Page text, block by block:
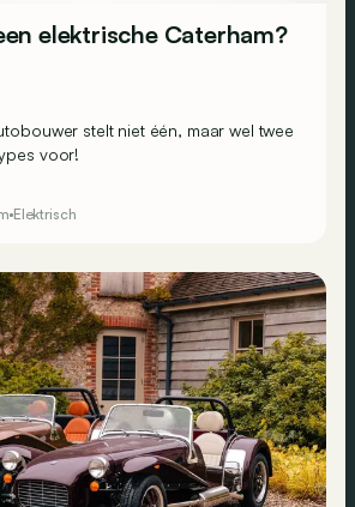
elektrische Caterham?
stelt niet één, maar wel twee
voor!
Elektrisch